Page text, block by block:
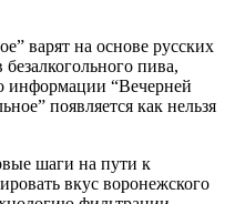
варят на основе русских
пива,
информации “Вечерней
появляется как нельзя
шаги на пути к
вкус воронежского